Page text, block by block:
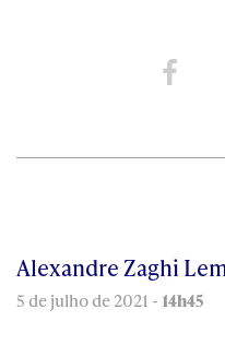
Alexandre Zaghi
5 de julho de 2021 -14h45